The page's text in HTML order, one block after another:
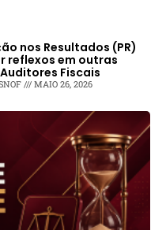
nos Resultados (PR)
reflexos em outras
Fiscais
MAIO 26, 2026